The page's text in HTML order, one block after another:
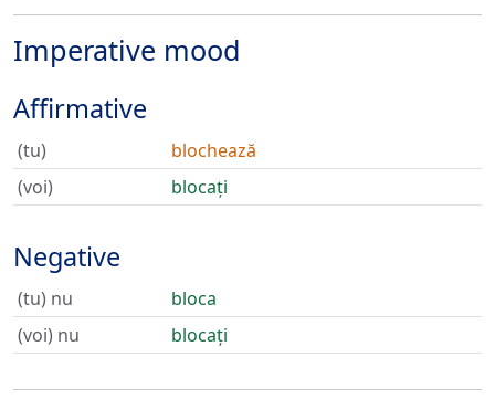
Imperative mood
Affirmative
(tu)
blochează
(voi)
blocați
Negative
(tu) nu
bloca
(voi) nu
blocați